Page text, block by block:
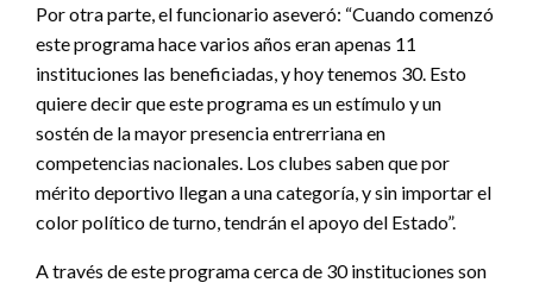
Por otra parte, el funcionario aseveró: “Cuando comenzó
este programa hace varios años eran apenas 11
instituciones las beneficiadas, y hoy tenemos 30. Esto
quiere decir que este programa es un estímulo y un
sostén de la mayor presencia entrerriana en
competencias nacionales. Los clubes saben que por
mérito deportivo llegan a una categoría, y sin importar el
color político de turno, tendrán el apoyo del Estado”.
A través de este programa cerca de 30 instituciones son